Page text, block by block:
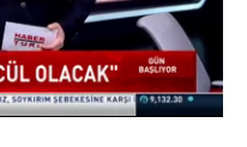
Oynatma
Hızı